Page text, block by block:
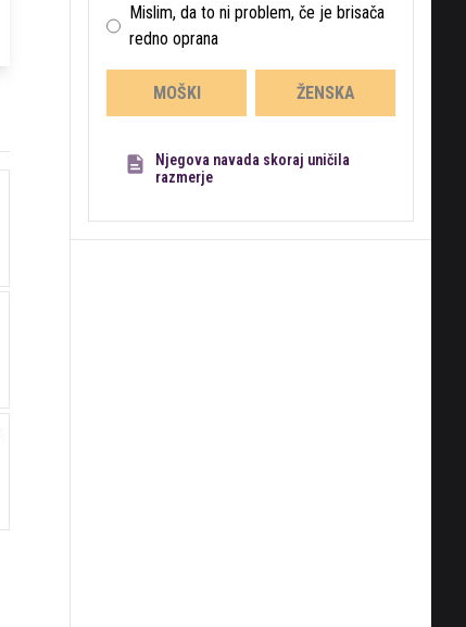
Mislim, da to ni problem, če je brisača
redno oprana
MOŠKI ŽENSKA
Njegova navada skoraj uničila
razmerje